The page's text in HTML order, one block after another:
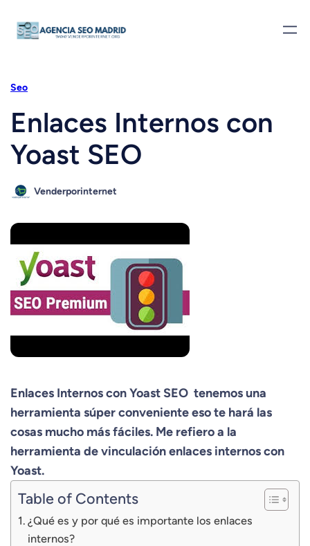
Seo
Enlaces Internos con
Yoast SEO
Venderporinternet
Enlaces Internos con Yoast SEO tenemos una
herramienta súper conveniente eso te hará las
cosas mucho más fáciles. Me refiero a la
herramienta devinculación enlaces internos con
Yoast.
Table of Contents
¿Qué es y por qué es importante los enlaces
internos?